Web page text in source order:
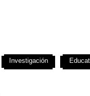
Investigación